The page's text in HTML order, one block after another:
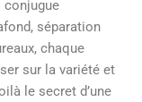
conjugue
séparation
chaque
sur la variété et
le secret d’une